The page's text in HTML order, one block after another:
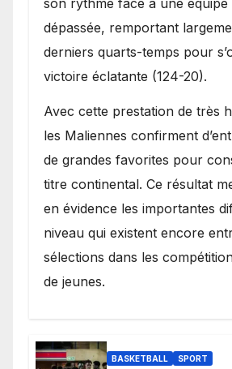
son rythme face à une équipe
dépassée, remportant
derniers quarts-temps pour
victoire éclatante (124-20).
Avec cette prestation de très
les Maliennes confirment
de grandes favorites pour
titre continental. Ce résultat
en évidence les importantes
niveau qui existent encore
sélections dans les
de jeunes.
BASKETBALL SPORT